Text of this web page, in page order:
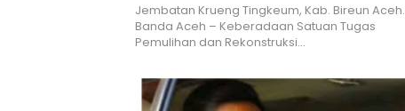
Jembatan Krueng Tingkeum, Kab. Bireun Aceh.
Banda Aceh – Keberadaan Satuan Tugas
Pemulihan dan Rekonstruksi…